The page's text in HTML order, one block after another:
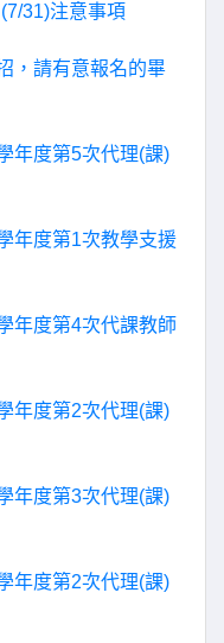
31)注意事項
，請有意報名的畢
年度第5次代理(課)
年度第1次教學支援
年度第4次代課教師
年度第2次代理(課)
年度第3次代理(課)
年度第2次代理(課)